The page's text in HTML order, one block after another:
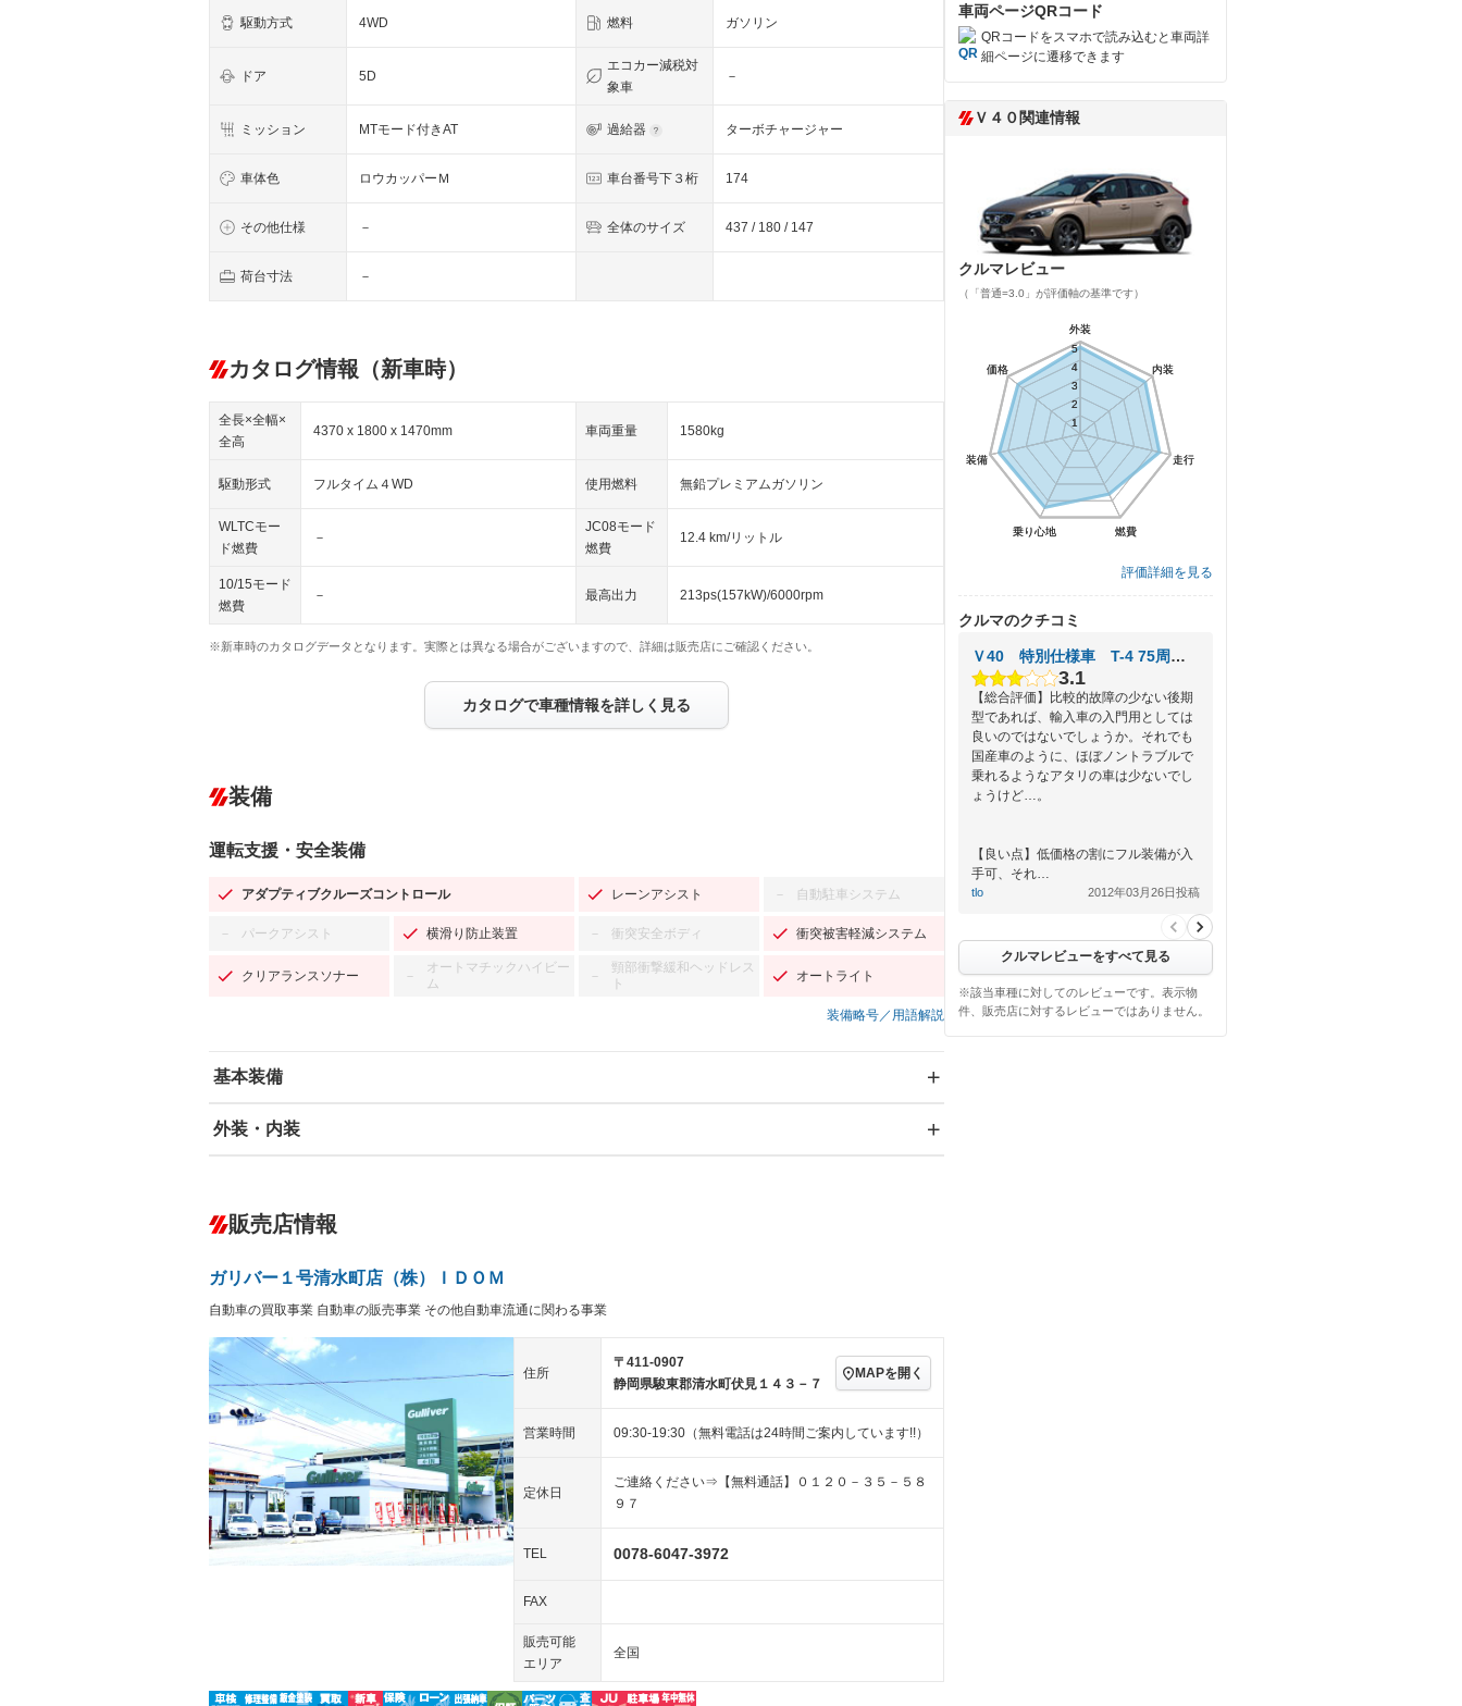
駆動方式 4WD 燃料 ガソリン
ドア 5D
エコカー減税対
象車
－
ミッション MTモード付きAT 過給器 ターボチャージャー
車体色 ロウカッパーＭ 車台番号下３桁 174
その他仕様 － 全体のサイズ 437 / 180 / 147
荷台寸法 －
カタログ情報（新車時）
全長×全幅×
全高
4370 x 1800 x 1470mm 車両重量 1580kg
駆動形式 フルタイム４WD 使用燃料 無鉛プレミアムガソリン
WLTCモー
ド燃費
－
JC08モード
燃費
12.4 km/リットル
10/15モード
燃費
－ 最高出力 213ps(157kW)/6000rpm
※新車時のカタログデータとなります。実際とは異なる場合がございますので、詳細は販売店にご確認ください。
カタログで車種情報を詳しく見る
装備
運転支援・安全装備
アダプティブクルーズコントロール レーンアシスト － 自動駐車システム
－ パークアシスト 横滑り防止装置 － 衝突安全ボディ 衝突被害軽減システム
クリアランスソナー －
オートマチックハイビー
ム
－
頸部衝撃緩和ヘッドレス
ト
オートライト
装備略号／用語解説
基本装備
エアバッグ：運転席/助手席/サイド
ダウンヒルアシストコントロール
Bluetooth接続 － 100V電源
装備略号／用語解説
外装・内装
オーディオ：CDまたはCDチェンジャー
－
ヘッドライトウォッシャ
ー
－ 革シート
－ LEDヘッドランプ HID(キセノンライト) －
ETC スマートキー ローダウン
－ ランフラットタイヤ 3列シート ベンチシート
フルフラットシート － チップアップシート オットマン － 電動格納サードシート
シートヒーター － ウォークスルー 後席モニター －
－ フロントカメラ － シートエアコン 全周囲カメラ
ルーフレール エアサスペンション
販売店情報
ガリバー１号清水町店（株）ＩＤＯＭ
自動車の買取事業 自動車の販売事業 その他自動車流通に関わる事業
住所
〒411-0907
静岡県駿東郡清水町伏見１４３－７
MAPを開く
営業時間 09:30-19:30（無料電話は24時間ご案内しています!!）
定休日
ご連絡ください⇒【無料通話】０１２０－３５－５８
９７
TEL 0078-6047-3972
FAX
販売可能
エリア
全国
車両ページQRコード
QRコードをスマホで読み込むと車両詳
細ページに遷移できます
Ｖ４０関連情報
クルマレビュー
（「普通=3.0」が評価軸の基準です）
外装
内装
走行
燃費
乗り心地
装備
価格
1
2
3
4
5
外装
内装
走行
燃費
乗り心地
装備
価格
1
2
3
4
5
評価詳細を見る
クルマのクチコミ
Ｖ40 特別仕様車 T-4 75周年アニバーサリー
3.1
【総合評価】比較的故障の少ない後期
型であれば、輸入車の入門用としては
良いのではないでしょうか。それでも
国産車のように、ほぼノントラブルで
乗れるようなアタリの車は少ないでし
ょうけど…。
【良い点】低価格の割にフル装備が入
手可、それ…
tlo 2012年03月26日投稿
クルマレビューをすべて見る
※該当車種に対してのレビューです。表示物
件、販売店に対するレビューではありません。